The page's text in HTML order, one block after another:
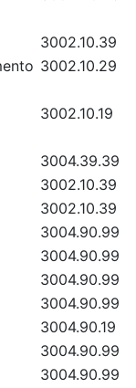
3002.10.39
3002.10.29
3002.10.19
3004.39.39
3002.10.39
3002.10.39
3004.90.99
3004.90.99
3004.90.99
3004.90.99
3004.90.19
3004.90.99
3004.90.99